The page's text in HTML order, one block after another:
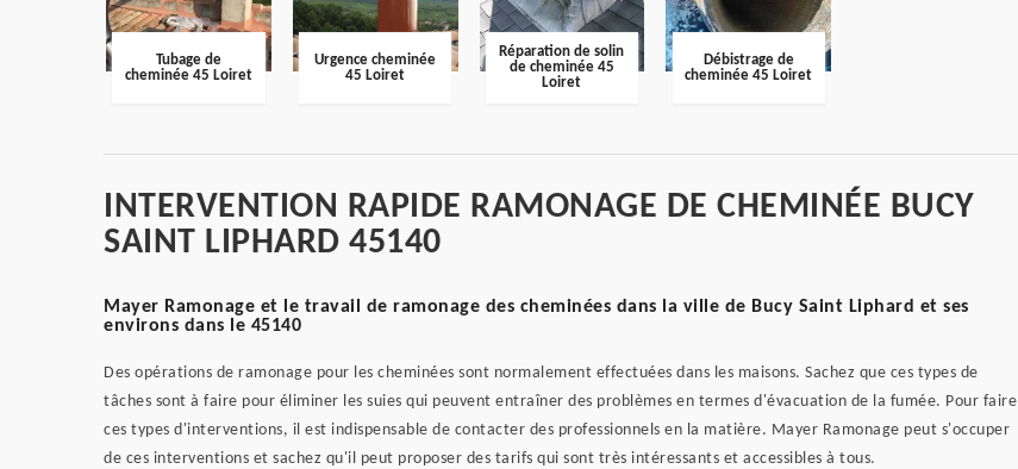
Tubage de
cheminée 45 Loiret
Urgence cheminée
45 Loiret
Réparation de solin
de cheminée 45
Loiret
Débistrage de
cheminée 45 Loiret
INTERVENTION RAPIDE RAMONAGE DE CHEMINÉE BUCY
SAINT LIPHARD 45140
Mayer Ramonage et le travail de ramonage des cheminées dans la ville de Bucy Saint Liphard et ses
environs dans le 45140
Des opérations de ramonage pour les cheminées sont normalement effectuées dans les maisons. Sachez que ces types de
tâches sont à faire pour éliminer les suies qui peuvent entraîner des problèmes en termes d'évacuation de la fumée. Pour faire
ces types d'interventions, il est indispensable de contacter des professionnels en la matière. Mayer Ramonage peut s'occuper
de ces interventions et sachez qu'il peut proposer des tarifs qui sont très intéressants et accessibles à tous.